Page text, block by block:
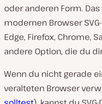
oder anderen Form.
modernen Browser
Edge, Firefox, Chrome,
andere Option, die du
Wenn du nicht gerade
veralteten Browser